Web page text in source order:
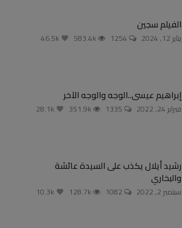
الفيلم سجين
يناير 12, 2024 1254
583.4k
إبراهيم عيسى..الوجه والوجه الآخر
فبراير 24, 2022 1335
351.9k
رشيد أيلال يكذب على السيدة عائشة
والبخاري
سبتمبر 2, 2022 1082
128.7k